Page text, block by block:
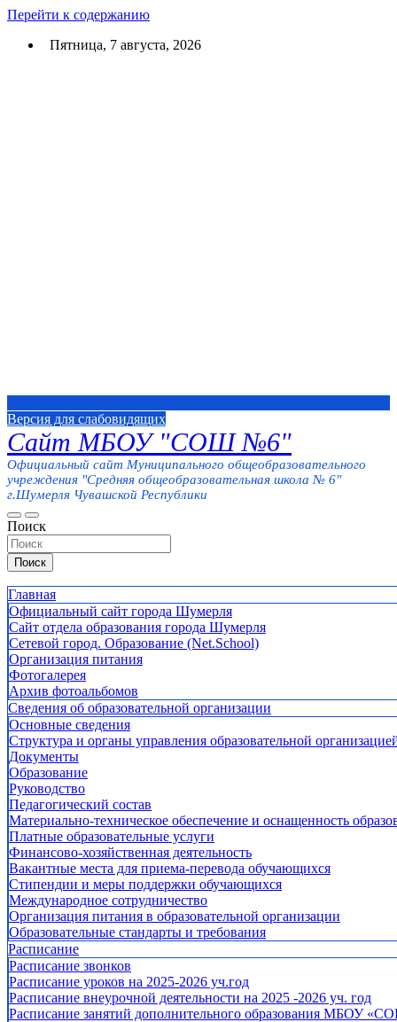
Перейти к содержанию
Пятница, 7 августа, 2026
Версия для слабовидящих
Сайт МБОУ "СОШ №6"
Официальный сайт Муниципального общеобразовательного
учреждения "Средняя общеобразовательная школа № 6"
г.Шумерля Чувашской Республики
Поиск
Поиск
Главная
Официальный сайт города Шумерля
Сайт отдела образования города Шумерля
Сетевой город. Образование (Net.School)
Организация питания
Фотогалерея
Архив фотоальбомов
Сведения об образовательной организации
Основные сведения
Структура и органы управления образовательной
Документы
Образование
Руководство
Педагогический состав
Материально-техническое обеспечение и оснащенность
Платные образовательные услуги
Финансово-хозяйственная деятельность
Вакантные места для приема-перевода обучающихся
Стипендии и меры поддержки обучающихся
Международное сотрудничество
Организация питания в образовательной организации
Образовательные стандарты и требования
Расписание
Расписание звонков
Расписание уроков на 2025-2026 уч.год
Расписание внеурочной деятельности на 2025 -2026 уч. год
Расписание занятий дополнительного образования МБОУ